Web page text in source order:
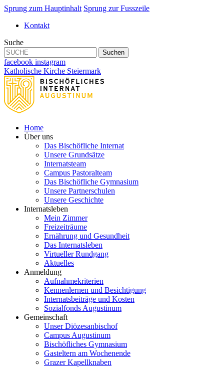
Sprung zum Hauptinhalt Sprung zur Fusszeile
Kontakt
Suche
Suchen
facebook instagram
Katholische Kirche Steiermark
Home
Über uns
Das Bischöfliche Internat
Unsere Grundsätze
Internatsteam
Campus Pastoralteam
Das Bischöfliche Gymnasium
Unsere Partnerschulen
Unsere Geschichte
Internatsleben
Mein Zimmer
Freizeiträume
Ernährung und Gesundheit
Das Internatsleben
Virtueller Rundgang
Aktuelles
Anmeldung
Aufnahmekriterien
Kennenlernen und Besichtigung
Internatsbeiträge und Kosten
Sozialfonds Augustinum
Gemeinschaft
Unser Diözesanbischof
Campus Augustinum
Bischöfliches Gymnasium
Gasteltern am Wochenende
Grazer Kapellknaben